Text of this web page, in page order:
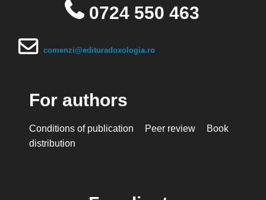
0724 550 463
comenzi@edituradoxologia.ro
For authors
Conditions of publication Peer review
Book
distribution